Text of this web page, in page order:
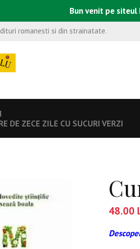
Bun venit pe
romanesti si din strainatate.
DE ZECE ZILE CU SUCURI VERZI
48.00